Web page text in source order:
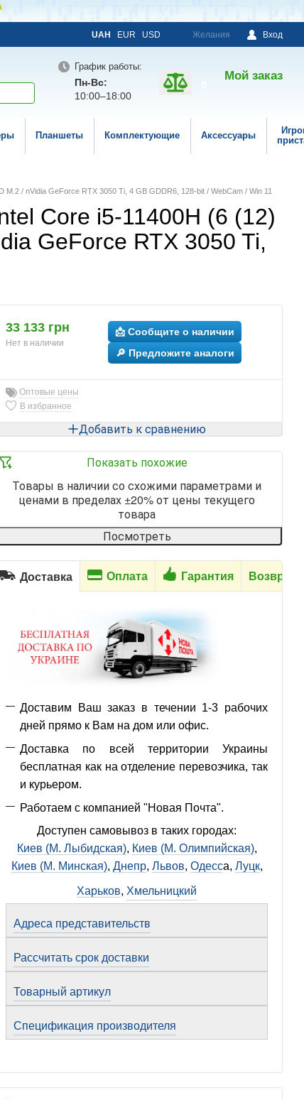
UAH EUR USD Желания Вход
График работы:
Пн-Вс:
10:00–18:00
Мой заказ
Планшеты Комплектующие Аксессуары
/ nVidia GeForce RTX 3050 Ti, 4 GB GDDR6, 128-bit / WebCam / Win 11
Core i5-11400H (6 (12)
GeForce RTX 3050 Ti,
33 133 грн
Нет в наличии
📩 Сообщите о наличии
🔎 Предложите аналоги
Оптовые цены
В избранное
Добавить к сравнению
Показать похожие
Товары в наличии со схожими параметрами и
ценами в пределах ±20% от цены текущего
товара
Посмотреть
Доставка Оплата Гарантия Возврат
Доставим Ваш заказ в течении 1-3 рабочих
дней прямо к Вам на дом или офис.
Доставка по всей территории Украины
бесплатная как на отделение перевозчика, так
и курьером.
Работаем с компанией "Новая Почта".
Доступен самовывоз в таких городах:
Киев (М. Лыбидская), Киев (М. Олимпийская),
Киев (М. Минская), Днепр, Львов, Одесса, Луцк,
Харьков, Хмельницкий
Адреса представительств
Рассчитать срок доставки
Товарный артикул
Спецификация производителя